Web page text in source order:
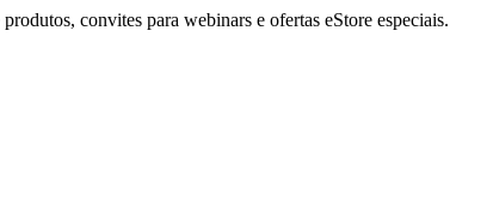
convites para webinars e ofertas eStore especiais.